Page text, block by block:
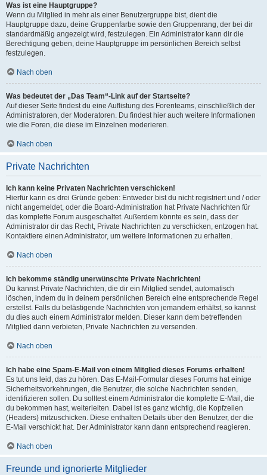
Was ist eine Hauptgruppe?
Wenn du Mitglied in mehr als einer Benutzergruppe bist, dient die
Hauptgruppe dazu, deine Gruppenfarbe sowie den Gruppenrang, der bei dir
standardmäßig angezeigt wird, festzulegen. Ein Administrator kann dir die
Berechtigung geben, deine Hauptgruppe im persönlichen Bereich selbst
festzulegen.
Nach oben
Was bedeutet der „Das Team“-Link auf der Startseite?
Auf dieser Seite findest du eine Auflistung des Forenteams, einschließlich der
Administratoren, der Moderatoren. Du findest hier auch weitere Informationen
wie die Foren, die diese im Einzelnen moderieren.
Nach oben
Private Nachrichten
Ich kann keine Privaten Nachrichten verschicken!
Hierfür kann es drei Gründe geben: Entweder bist du nicht registriert und / oder
nicht angemeldet, oder die Board-Administration hat Private Nachrichten für
das komplette Forum ausgeschaltet. Außerdem könnte es sein, dass der
Administrator dir das Recht, Private Nachrichten zu verschicken, entzogen hat.
Kontaktiere einen Administrator, um weitere Informationen zu erhalten.
Nach oben
Ich bekomme ständig unerwünschte Private Nachrichten!
Du kannst Private Nachrichten, die dir ein Mitglied sendet, automatisch
löschen, indem du in deinem persönlichen Bereich eine entsprechende Regel
erstellst. Falls du belästigende Nachrichten von jemandem erhältst, so kannst
du dies auch einem Administrator melden. Dieser kann dem betreffenden
Mitglied dann verbieten, Private Nachrichten zu versenden.
Nach oben
Ich habe eine Spam-E-Mail von einem Mitglied dieses Forums erhalten!
Es tut uns leid, das zu hören. Das E-Mail-Formular dieses Forums hat einige
Sicherheitsvorkehrungen, die Benutzer, die solche Nachrichten senden,
identifizieren sollen. Du solltest einem Administrator die komplette E-Mail, die
du bekommen hast, weiterleiten. Dabei ist es ganz wichtig, die Kopfzeilen
(Headers) mitzuschicken. Diese enthalten Details über den Benutzer, der die
E-Mail verschickt hat. Der Administrator kann dann entsprechend reagieren.
Nach oben
Freunde und ignorierte Mitglieder